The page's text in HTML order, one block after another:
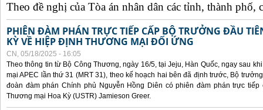
Theo đề nghị của Tòa án nhân dân các tỉnh, thành phố,
PHIÊN ĐÀM PHÁN TRỰC TIẾP CẤP BỘ TRƯỞNG ĐẦU
KỲ VỀ HIỆP ĐỊNH THƯƠNG MẠI ĐỐI ỨNG
CN, 05/18/2025 - 16:05
Theo thông tin từ Bộ Công Thương, ngày 16/5, tại Jeju, Hàn Quốc, ngay sau
mại APEC lần thứ 31 (MRT 31), theo kế hoạch hai bên đã định trước, Bộ
đoàn đàm phán Chính phủ Nguyễn Hồng Diên có phiên đàm phán trực
Thương mại Hoa Kỳ (USTR) Jamieson Greer.